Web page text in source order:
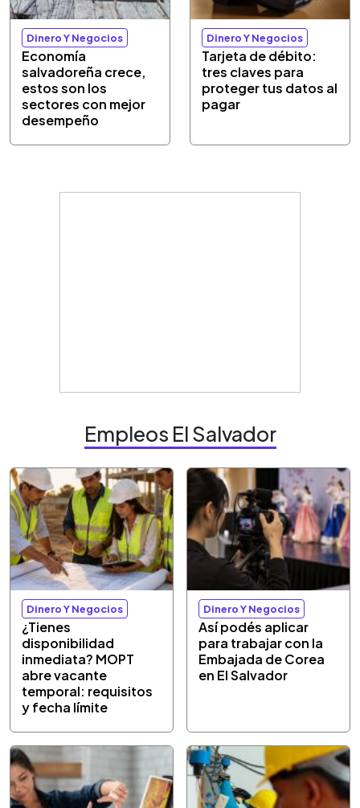
Dinero Y Negocios
Economía
salvadoreña crece,
estos son los
sectores con mejor
desempeño
Dinero Y Negocios
Tarjeta de débito:
tres claves para
proteger tus datos al
pagar
Empleos El Salvador
Dinero Y Negocios
¿Tienes
disponibilidad
inmediata? MOPT
abre vacante
temporal: requisitos
y fecha límite
Dinero Y Negocios
Así podés aplicar
para trabajar con la
Embajada de Corea
en El Salvador